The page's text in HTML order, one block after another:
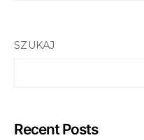
SZUKAJ
Recent Posts